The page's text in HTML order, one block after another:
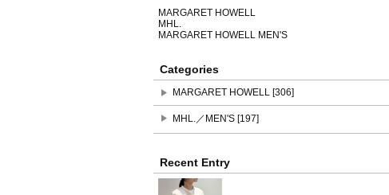
MARGARET HOWELL
MHL.
MARGARET HOWELL MEN'S
Categories
MARGARET HOWELL [306]
MHL.／MEN'S [197]
Recent Entry